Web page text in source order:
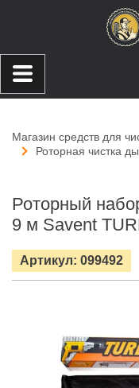
Магазин средств для
Роторная чистка
Роторный
9 м Savent
Артикул: 099492